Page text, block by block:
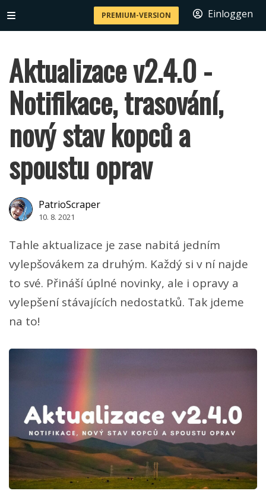
PREMIUM-VERSION Einloggen
Aktualizace v2.4.0 -
Notifikace, trasování,
nový stav kopců a
spoustu oprav
PatrioScraper
10. 8. 2021
Tahle aktualizace je zase nabitá jedním
vylepšovákem za druhým. Každý si v ní najde
to své. Přináší úplné novinky, ale i opravy a
vylepšení stávajících nedostatků. Tak jdeme
na to!